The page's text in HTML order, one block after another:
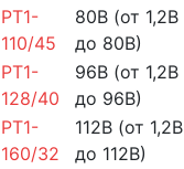
PT1-
110/45
80В (от 1,2В
до 80В)
PT1-
128/40
96В (от 1,2В
до 96В)
PT1-
160/32
112В (от 1,2В
до 112В)